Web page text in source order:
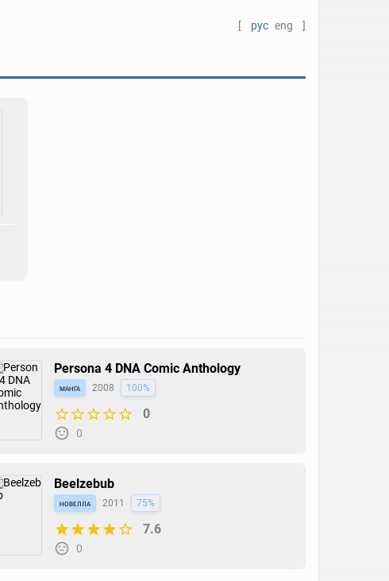
[
рус eng ]
Persona 4 DNA Comic Anthology
манга 2008 100%
0
0
Beelzebub
новелла 2011 75%
7.6
0